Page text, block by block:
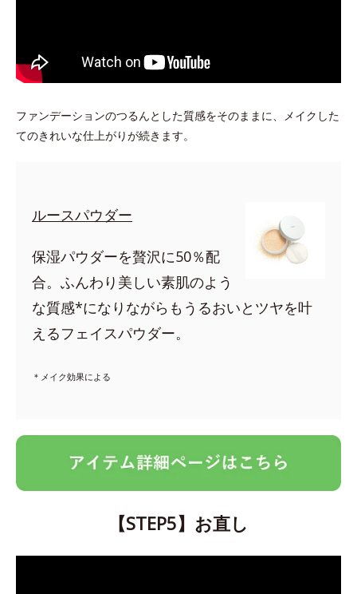
ファンデーションのつるんとした質感をそのままに、メイクした
てのきれいな仕上がりが続きます。
ルースパウダー
保湿パウダーを贅沢に50％配
合。ふんわり美しい素肌のよう
な質感*になりながらもうるおいとツヤを叶
えるフェイスパウダー。
＊メイク効果による
【STEP5】お直し